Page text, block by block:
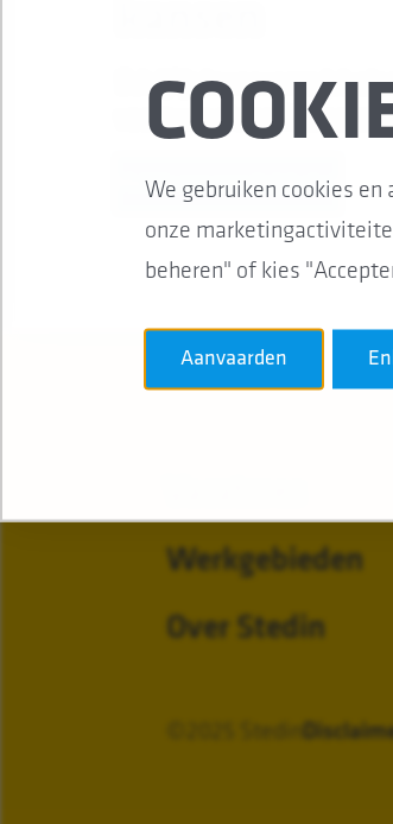
We gebruiken cookies
onze
beheren" of kies
Aanvaarden
Schrijf je in voor onze job
vacatures die perfect
Meld je aan voor de job alert
Werkgebieden
Over Stedin